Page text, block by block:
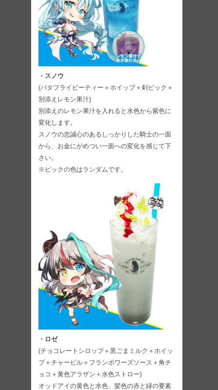
・スノウ
(バタフライピーティー＋ホイップ＋剣ピック＋
別添えレモン果汁)
別添えのレモン果汁を入れると水色から紫色に
変化します。
スノウの忠誠心のあるしっかりした騎士の一面
から、お金にがめつい一面への変化を感じて下
さい。
※ピックの色はランダムです。
・ロゼ
(チョコレートシロップ＋黒ごまミルク＋ホイッ
プ＋チャービル＋フランボワーズソース＋角チ
ョコ＋黄色アラザン＋水色ストロー)
オッドアイの黄色と水色、髪色の赤と緑の要素